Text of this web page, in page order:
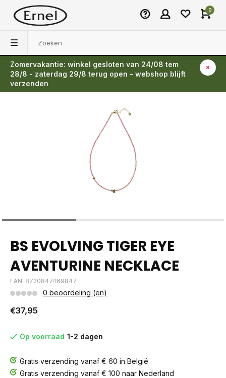
0
Zomervakantie: winkel gesloten van 24/08 tem
28/8 - zaterdag 29/8 terug open - webshop blijft
verzenden
Terug
BS EVOLVING TIGER EYE
AVENTURINE NECKLACE
EAN: 8720847469847
0 beoordeling (en)
€37,95
Op voorraad 1-2 dagen
Gratis verzending vanaf € 60 in België
Gratis verzending vanaf € 100 naar Nederland